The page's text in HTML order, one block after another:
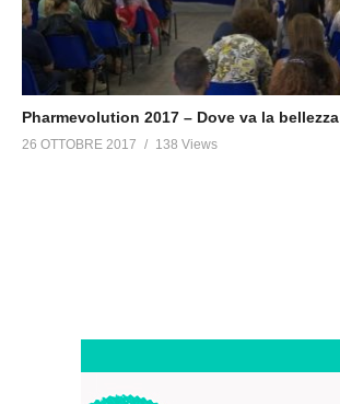
Pharmevolution 2017 – Dove va la bellezza
26 OTTOBRE 2017 138 Views